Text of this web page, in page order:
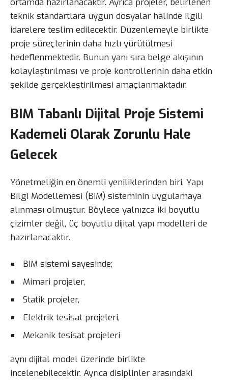
ortamda hazırlanacaktır. Ayrıca projeler, belirlenen
teknik standartlara uygun dosyalar halinde ilgili
idarelere teslim edilecektir. Düzenlemeyle birlikte
proje süreçlerinin daha hızlı yürütülmesi
hedeflenmektedir. Bunun yanı sıra belge akışının
kolaylaştırılması ve proje kontrollerinin daha etkin
şekilde gerçekleştirilmesi amaçlanmaktadır.
BIM Tabanlı Dijital Proje Sistemi
Kademeli Olarak Zorunlu Hale
Gelecek
Yönetmeliğin en önemli yeniliklerinden biri, Yapı
Bilgi Modellemesi (BIM) sisteminin uygulamaya
alınması olmuştur. Böylece yalnızca iki boyutlu
çizimler değil, üç boyutlu dijital yapı modelleri de
hazırlanacaktır.
BIM sistemi sayesinde;
Mimari projeler,
Statik projeler,
Elektrik tesisat projeleri,
Mekanik tesisat projeleri
aynı dijital model üzerinde birlikte
incelenebilecektir. Ayrıca disiplinler arasındaki